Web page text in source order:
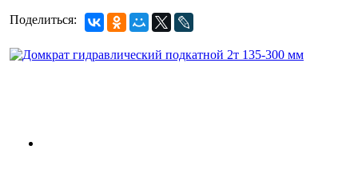
Поделиться: